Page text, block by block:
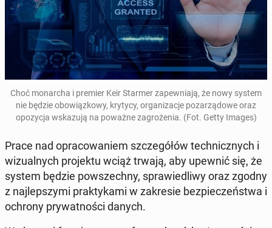
Choć monar­cha i premier Keir Starmer za­pew­ni­a­ją, że nowy system
nie będzie obow­iązkowy, krytycy, or­ga­ni­za­c­je pozarzą­dowe oraz
opozy­c­ja wskazu­ją na poważne za­groże­nia. (Fot. Getty Images)
Prace nad opra­cow­aniem szczegółów tech­nicznych i
wiz­ual­nych pro­jek­tu wciąż trwają, aby upewnić się, że
system będzie powszech­ny, spraw­iedli­wy oraz zgodny
z na­jlep­szy­mi prak­tyka­mi w za­kre­sie bez­pieczeńst­wa i
ochrony pry­wat­noś­ci danych.